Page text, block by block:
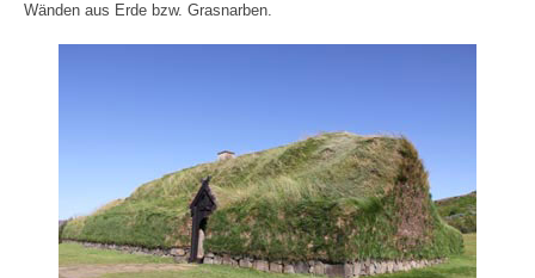
Wänden aus Erde bzw. Grasnarben.